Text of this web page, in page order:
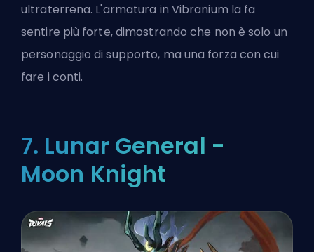
ultraterrena. L'armatura in Vibranium la fa
sentire più forte, dimostrando che non è solo un
personaggio di supporto, ma una forza con cui
fare i conti.
7. Lunar General -
Moon Knight